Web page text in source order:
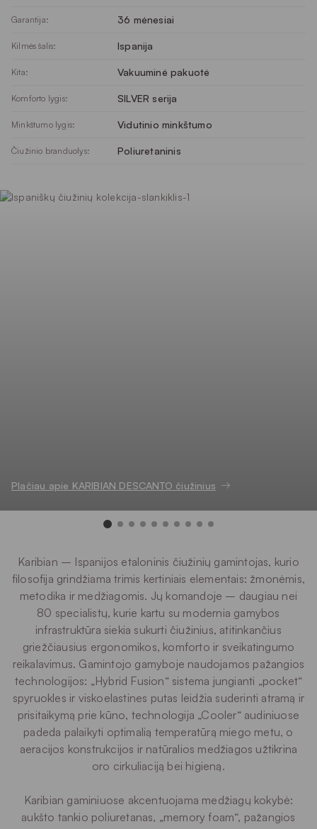
Garantija: 36 mėnesiai
Kilmės šalis: Ispanija
Kita: Vakuuminė pakuotė
Komforto lygis: SILVER serija
Minkštumo lygis: Vidutinio minkštumo
Čiužinio branduolys: Poliuretaninis
Plačiau apie KARIBIAN DESCANTO čiužinius
Karibian – Ispanijos etaloninis čiužinių gamintojas, kurio
filosofija grindžiama trimis kertiniais elementais: žmonėmis,
metodika ir medžiagomis. Jų komandoje – daugiau nei
80 specialistų, kurie kartu su modernia gamybos
infrastruktūra siekia sukurti čiužinius, atitinkančius
griežčiausius ergonomikos, komforto ir sveikatingumo
reikalavimus. Gamintojo gamyboje naudojamos pažangios
technologijos: „Hybrid Fusion“ sistema jungianti „pocket“
spyruokles ir viskoelastines putas leidžia suderinti atramą ir
prisitaikymą prie kūno, technologija „Cooler“ audiniuose
padeda palaikyti optimalią temperatūrą miego metu, o
aeracijos konstrukcijos ir natūralios medžiagos užtikrina
oro cirkuliaciją bei higieną.
Karibian gaminiuose akcentuojama medžiagų kokybė:
aukšto tankio poliuretanas, „memory foam“, pažangios